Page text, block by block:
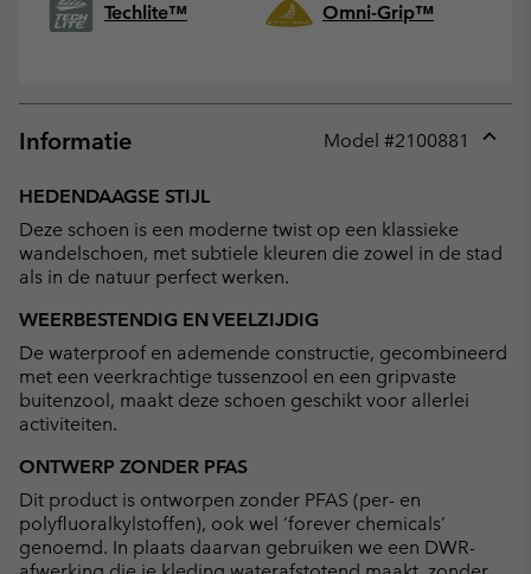
Techlite™ Omni-Grip™
Informatie Model #2100881
HEDENDAAGSE STIJL
Deze schoen is een moderne twist op een klassieke
wandelschoen, met subtiele kleuren die zowel in de stad
als in de natuur perfect werken.
WEERBESTENDIG EN VEELZIJDIG
De waterproof en ademende constructie, gecombineerd
met een veerkrachtige tussenzool en een gripvaste
buitenzool, maakt deze schoen geschikt voor allerlei
activiteiten.
ONTWERP ZONDER PFAS
Dit product is ontworpen zonder PFAS (per- en
polyfluoralkylstoffen), ook wel ‘forever chemicals’
genoemd. In plaats daarvan gebruiken we een DWR-